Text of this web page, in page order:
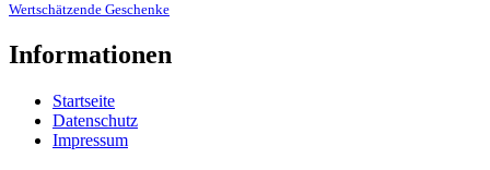
Wertschätzende Geschenke
Informationen
Startseite
Datenschutz
Impressum